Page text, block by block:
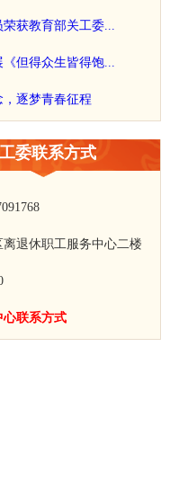
获教育部关工委...
《但得众生皆得饱...
，逐梦青春征程
委联系方式
退休职工服务中心二楼
心联系方式